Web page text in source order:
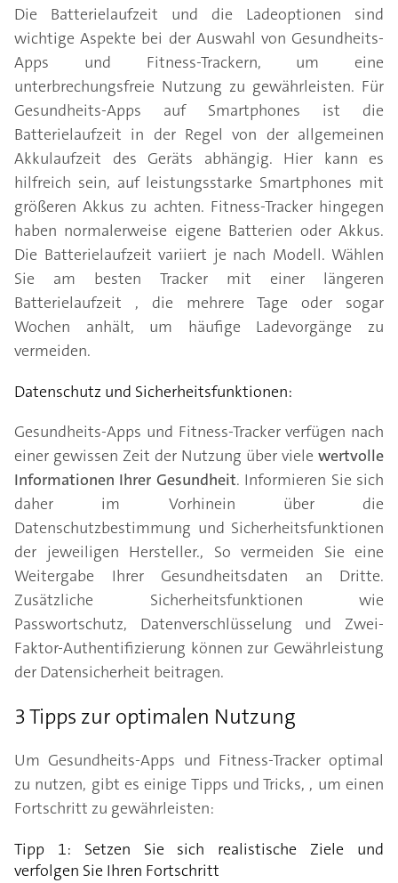
Die Batterielaufzeit und die Ladeoptionen sind
wichtige Aspekte bei der Auswahl von Gesundheits-
Apps und Fitness-Trackern, um eine
unterbrechungsfreie Nutzung zu gewährleisten. Für
Gesundheits-Apps auf Smartphones ist die
Batterielaufzeit in der Regel von der allgemeinen
Akkulaufzeit des Geräts abhängig. Hier kann es
hilfreich sein, auf leistungsstarke Smartphones mit
größeren Akkus zu achten. Fitness-Tracker hingegen
haben normalerweise eigene Batterien oder Akkus.
Die Batterielaufzeit variiert je nach Modell. Wählen
Sie am besten Tracker mit einer längeren
Batterielaufzeit , die mehrere Tage oder sogar
Wochen anhält, um häufige Ladevorgänge zu
vermeiden.
Datenschutz und Sicherheitsfunktionen:
Gesundheits-Apps und Fitness-Tracker verfügen nach
einer gewissen Zeit der Nutzung über viele wertvolle
Informationen Ihrer Gesundheit. Informieren Sie sich
daher im Vorhinein über die
Datenschutzbestimmung und Sicherheitsfunktionen
der jeweiligen Hersteller., So vermeiden Sie eine
Weitergabe Ihrer Gesundheitsdaten an Dritte.
Zusätzliche Sicherheitsfunktionen wie
Passwortschutz, Datenverschlüsselung und Zwei-
Faktor-Authentifizierung können zur Gewährleistung
der Datensicherheit beitragen.
3 Tipps zur optimalen Nutzung
Um Gesundheits-Apps und Fitness-Tracker optimal
zu nutzen, gibt es einige Tipps und Tricks, , um einen
Fortschritt zu gewährleisten:
Tipp 1: Setzen Sie sich realistische Ziele und
verfolgen Sie Ihren Fortschritt